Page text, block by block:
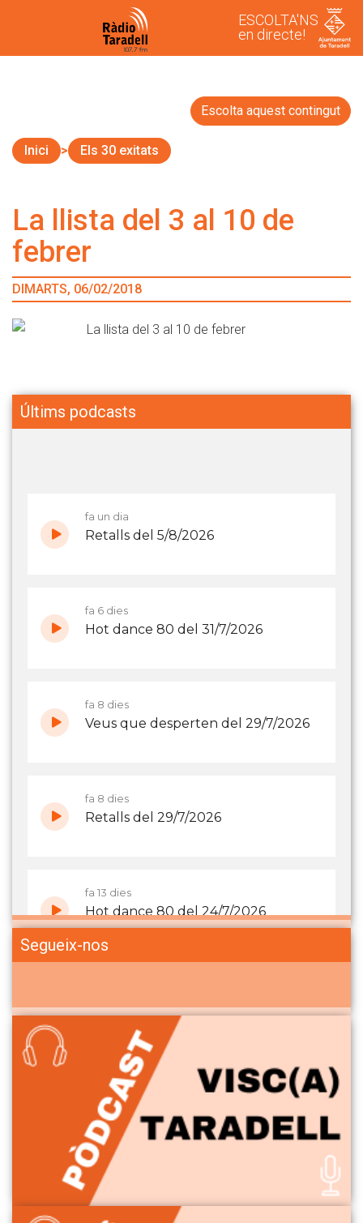
ESCOLTA'NS
en directe!
Escolta aquest contingut
Inici Els 30 exitats
La llista del 3 al 10 de
febrer
DIMARTS, 06/02/2018
Últims podcasts
Segueix-nos